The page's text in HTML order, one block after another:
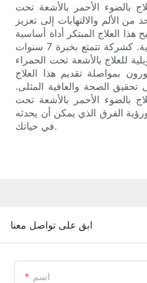
بالضوء الأحمر بالأشعة تحت
الألم والالتهابات إلى تعزيز
العلاج المبتكر أداة أساسية
للعديد من الحلول الطبيعية وغير الغازية. كشركة تتمتع بخبرة 7 سنوات
للعلاج بالأشعة تحت الحمراء
بمواصلة تقديم هذا العلاج
تحقيق الصحة والعافية المثلى.
بالضوء الأحمر بالأشعة تحت
الفرق الذي يمكن أن يحدثه
في حياتك.
ابق على تواصل معنا
اسم